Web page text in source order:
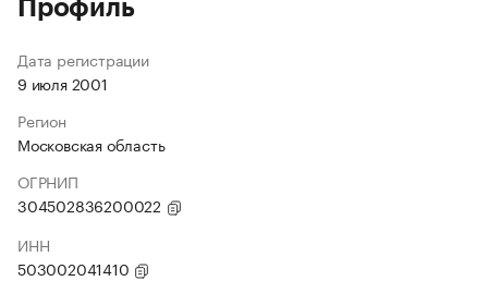
Профиль
Дата регистрации
9 июля 2001
Регион
Московская область
ОГРНИП
304502836200022
ИНН
503002041410